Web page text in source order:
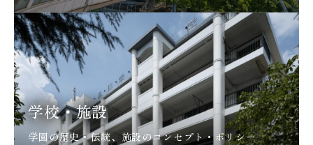
学校・施設
学園の歴史・伝統、施設のコンセプト・ポリシー